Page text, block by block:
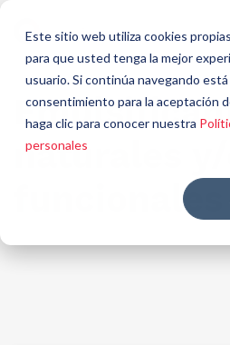
Este sitio web utiliza cookies
para que usted tenga la mejor
usuario. Si continúa navegando
consentimiento para la aceptación
haga clic para conocer nuestra
personales
naturales y/o
funcionales